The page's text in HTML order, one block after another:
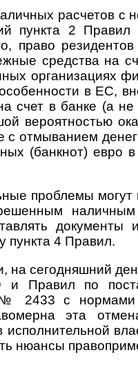
расчетов с
пункта 2 Правил
право
средства на
органи­зациях
в ЕС,
счет в банке (а не
вероят­ностью
с отмыва­нием денег
(банкнот) евро
проблемы могут
пункта 4 Правил.
на сегодняшний
Правил по
2433 с нормами
эта
исполни­тельной
нюансы